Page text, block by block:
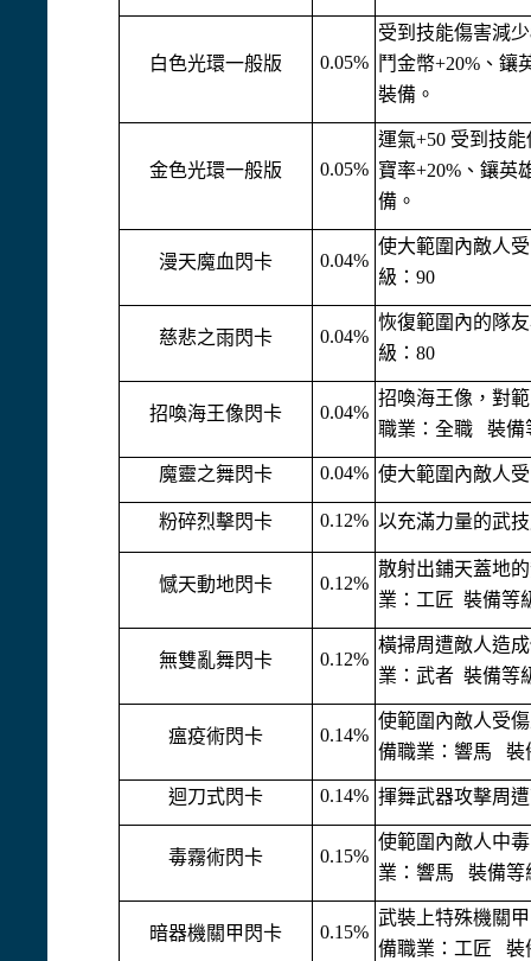
白色光環一般版 0.05%
受到技能傷害減
鬥金幣+20%、鑲
裝備。
金色光環一般版 0.05%
運氣+50 受到技
寶率+20%、鑲英
備。
漫天魔血閃卡 0.04%
使大範圍內敵人
級：90
慈悲之雨閃卡 0.04%
恢復範圍內的隊
級：80
招喚海王像閃卡 0.04%
招喚海王像，對
職業：全職 裝備
魔靈之舞閃卡 0.04% 使大範圍內敵人
粉碎烈擊閃卡 0.12% 以充滿力量的武
憾天動地閃卡 0.12%
散射出鋪天蓋地
業：工匠 裝備等
無雙亂舞閃卡 0.12%
橫掃周遭敵人造
業：武者 裝備等
瘟疫術閃卡 0.14%
使範圍內敵人受
備職業：響馬 裝
迴刀式閃卡 0.14% 揮舞武器攻擊周
毒霧術閃卡 0.15%
使範圍內敵人中
業：響馬 裝備等
暗器機關甲閃卡 0.15%
武裝上特殊機關
備職業：工匠 裝